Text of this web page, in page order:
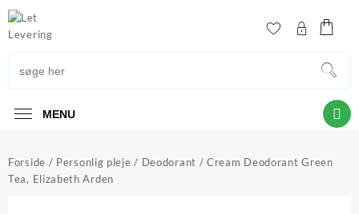
Skip
to
content
MENU
Forside / Personlig pleje / Deodorant / Cream Deodorant Green
Tea, Elizabeth Arden